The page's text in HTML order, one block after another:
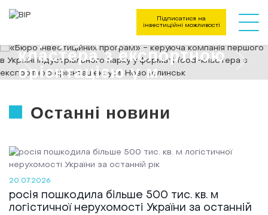
Підписатися на
інвестиційні можливості
компанія першого в
Україні індустріального
парку у форматі food-
кластера з експортною
орієнтацією у м.
Останні новини
20.07.2026
росія пошкодила більше 500 тис. кв. м
логістичної нерухомості України за останній